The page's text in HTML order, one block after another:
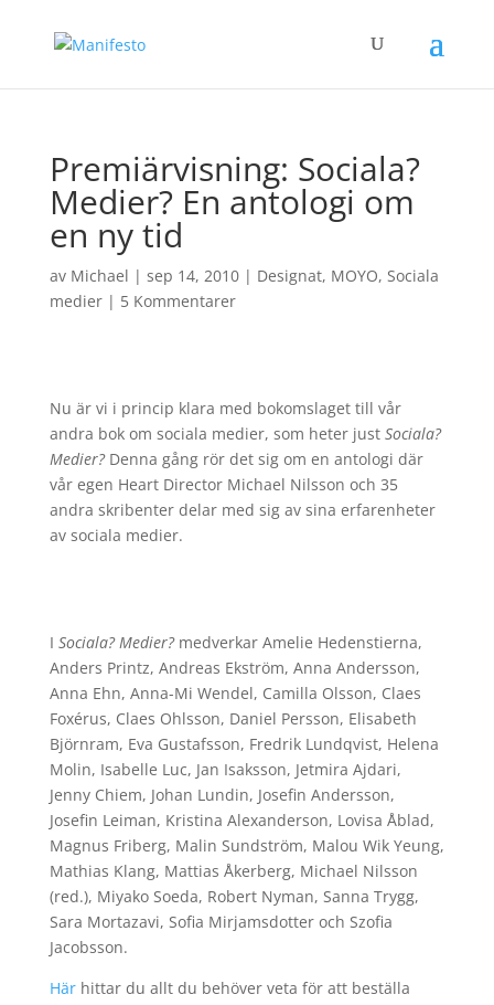
Premiärvisning: Sociala?
Medier? En antologi om
en ny tid
av Michael | sep 14, 2010| Designat, MOYO, Sociala
medier| 5 Kommentarer
Nu är vi i princip klara med bokomslaget till vår
andra bok om sociala medier, som heter just Sociala?
Medier? Denna gång rör det sig om en antologi där
vår egen Heart Director Michael Nilsson och 35
andra skribenter delar med sig av sina erfarenheter
av sociala medier.
I Sociala? Medier? medverkar Amelie Hedenstierna,
Anders Printz, Andreas Ekström, Anna Andersson,
Anna Ehn, Anna-Mi Wendel, Camilla Olsson, Claes
Foxérus, Claes Ohlsson, Daniel Persson, Elisabeth
Björnram, Eva Gustafsson, Fredrik Lundqvist, Helena
Molin, Isabelle Luc, Jan Isaksson, Jetmira Ajdari,
Jenny Chiem, Johan Lundin, Josefin Andersson,
Josefin Leiman, Kristina Alexanderson, Lovisa Åblad,
Magnus Friberg, Malin Sundström, Malou Wik Yeung,
Mathias Klang, Mattias Åkerberg, Michael Nilsson
(red.), Miyako Soeda, Robert Nyman, Sanna Trygg,
Sara Mortazavi, Sofia Mirjamsdotter och Szofia
Jacobsson.
Härhittar du allt du behöver veta för att beställa